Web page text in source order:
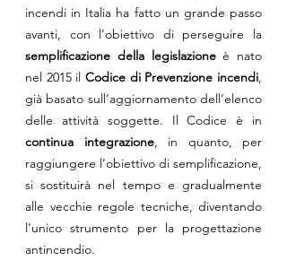
incendi in Italia ha fatto un grande passo
semplificazione della legislazione è nato
nel 2015 il Codice di Prevenzione incendi,
già basato sull’aggiornamento dell’elenco
continua integrazione, in quanto, per
raggiungere l’obiettivo di semplificazione,
si sostituirà nel tempo e gradualmente
alle vecchie regole tecniche, diventando
l’unico strumento per la progettazione
antincendio.